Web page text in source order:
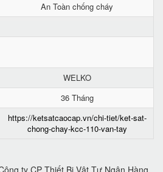
An Toàn chống cháy
WELKO
36 Tháng
https://ketsatcaocap.vn/chi-tiet/ket-sat-
chong-chay-kcc-110-van-tay
ty CP Thiết Bị Vật Tư Ngân Hàng